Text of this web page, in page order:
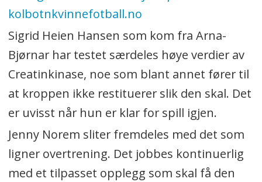
kolbotnkvinnefotball.no
Sigrid Heien Hansen som kom fra Arna-
Bjørnar har testet særdeles høye verdier av
Creatinkinase, noe som blant annet fører til
at kroppen ikke restituerer slik den skal. Det
er uvisst når hun er klar for spill igjen.
Jenny Norem sliter fremdeles med det som
ligner overtrening. Det jobbes kontinuerlig
med et tilpasset opplegg som skal få den